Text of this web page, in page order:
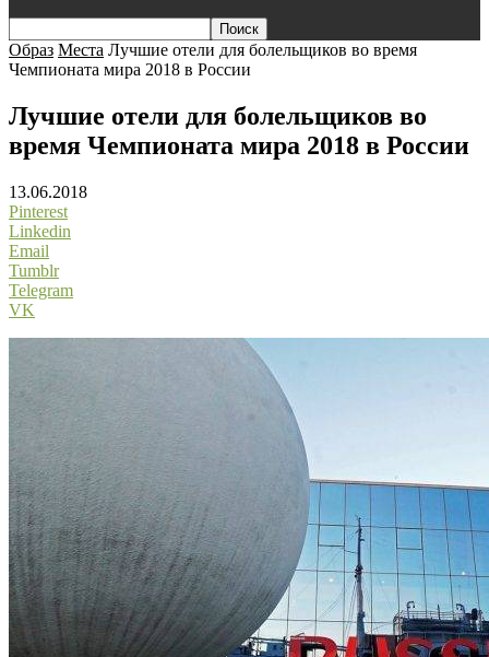
Образ Места Лучшие отели для болельщиков во время
Чемпионата мира 2018 в России
Лучшие отели для болельщиков во
время Чемпионата мира 2018 в России
13.06.2018
Pinterest
Linkedin
Email
Tumblr
Telegram
VK